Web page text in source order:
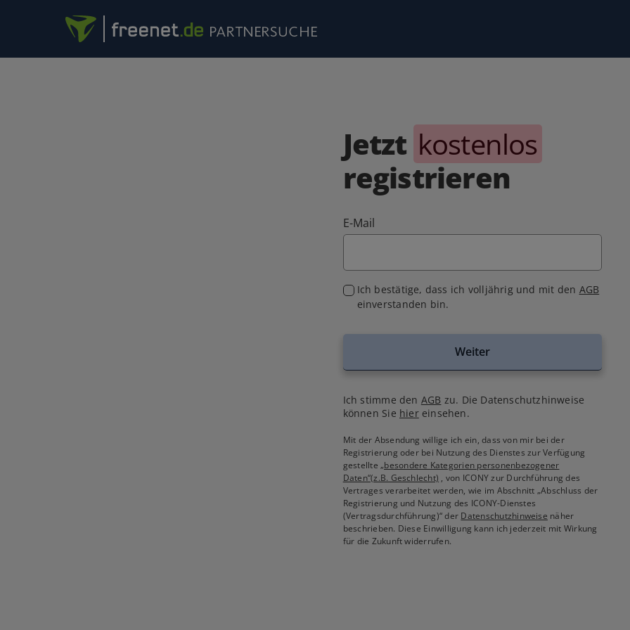
Jetzt kostenlos
registrieren
E-Mail
Ich bestätige, dass ich volljährig und mit den AGB
einverstanden bin.
Weiter
Ich stimme den AGB zu. Die Datenschutzhinweise
können Sie hiereinsehen.
Mit der Absendung willige ich ein, dass von mir bei der
Registrierung oder bei Nutzung des Dienstes zur Verfügung
gestellte„besondere Kategorien personenbezogener
Daten“(z.B. Geschlecht) , von ICONY zur Durchführung des
Vertrages verarbeitet werden, wie im Abschnitt „Abschluss der
Registrierung und Nutzung des ICONY-Dienstes
(Vertragsdurchführung)“ der Datenschutzhinweise näher
beschrieben. Diese Einwilligung kann ich jederzeit mit Wirkung
für die Zukunft widerrufen.